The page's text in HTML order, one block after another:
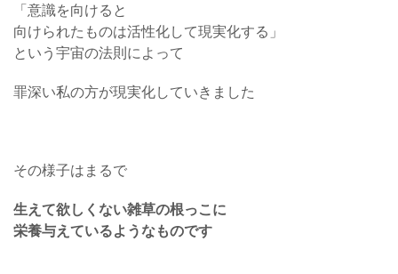
「意識を向けると
向けられたものは活性化して現実化する」
という宇宙の法則によって
罪深い私の方が現実化していきました
その様子はまるで
生えて欲しくない雑草の根っこに
栄養与えているようなものです